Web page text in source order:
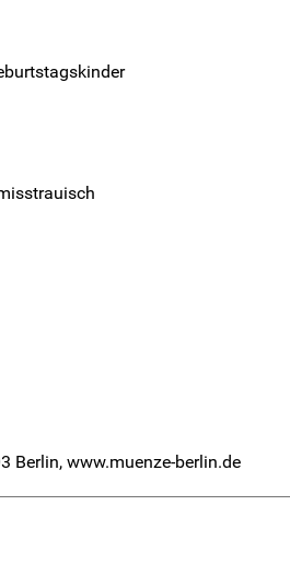
Berlin, www.muenze-berlin.de